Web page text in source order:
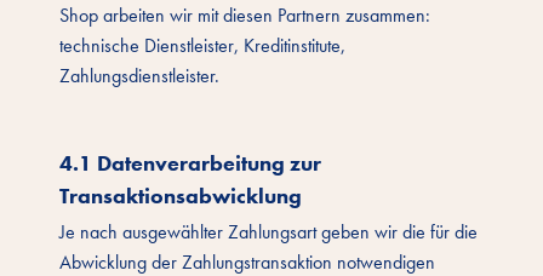
Shop arbeiten wir mit diesen Partnern zusammen:
technische Dienstleister, Kreditinstitute,
Zahlungsdienstleister.
4.1 Datenverarbeitung zur
Transaktionsabwicklung
Je nach ausgewählter Zahlungsart geben wir die für die
Abwicklung der Zahlungstransaktion notwendigen